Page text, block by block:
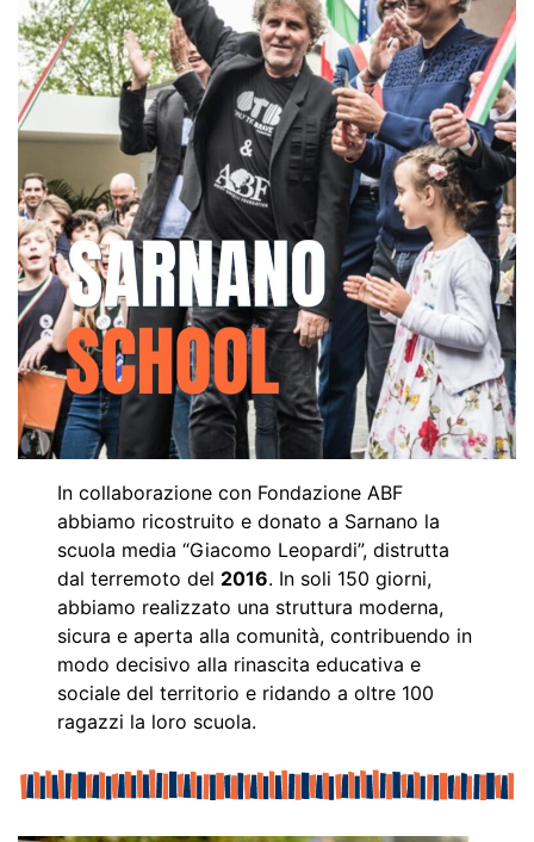
In collaborazione con Fondazione ABF
abbiamo ricostruito e donato a Sarnano la
scuola media “Giacomo Leopardi”, distrutta
dal terremoto del 2016. In soli 150 giorni,
abbiamo realizzato una struttura moderna,
sicura e aperta alla comunità, contribuendo in
modo decisivo alla rinascita educativa e
sociale del territorio e ridando a oltre 100
ragazzi la loro scuola.